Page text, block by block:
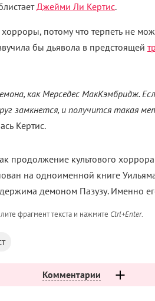
Джейми Ли Кертис.
потому что терпеть не
бы дьявола в предстоящей
как Мерседес МакКэмбридж.
замкнется, и получится такая
Кертис.
продолжение культового хоррора
на одноименной книге
демоном Пазузу. Именно
фрагмент текста и нажмите Ctrl+Enter.
Комментарии